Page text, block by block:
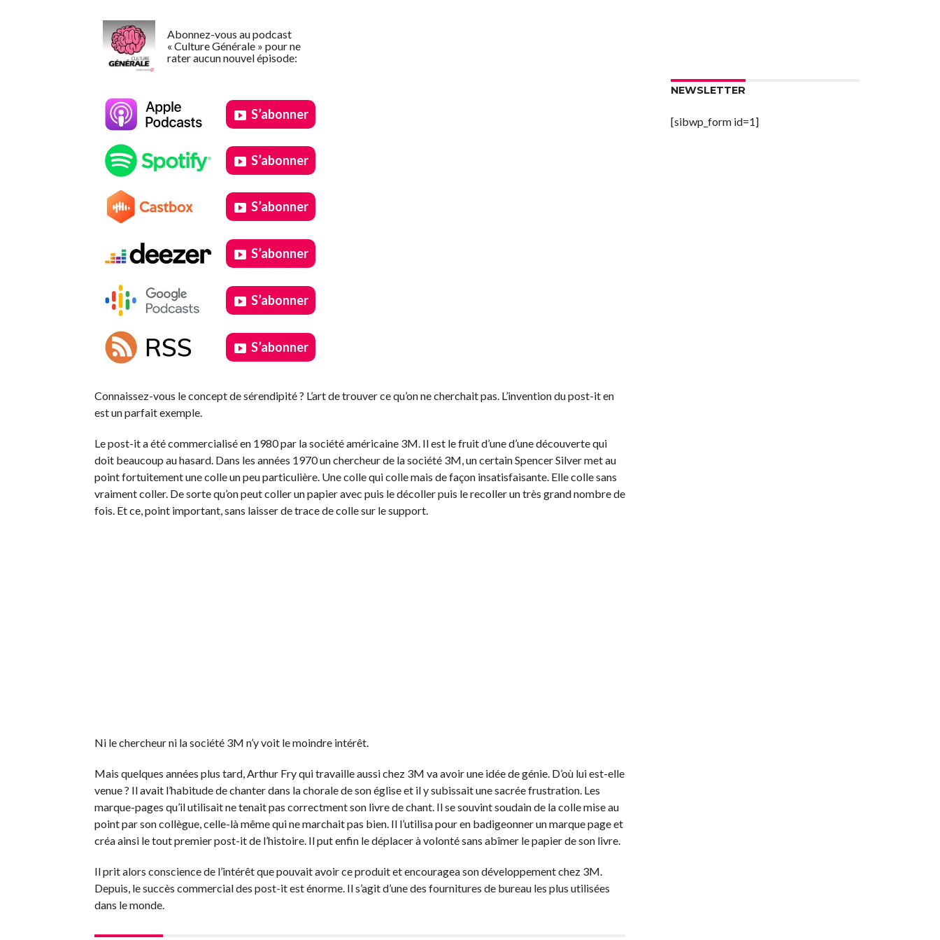
Abonnez-vous au podcast
« Culture Générale » pour ne
rater aucun nouvel épisode:
S’abonner
S’abonner
S’abonner
S’abonner
S’abonner
S’abonner
Connaissez-vous le concept de sérendipité ? L’art de trouver ce qu’on ne cherchait pas. L’invention du post-it en
est un parfait exemple.
Le post-it a été commercialisé en 1980 par la société américaine 3M. Il est le fruit d’une d’une découverte qui
doit beaucoup au hasard. Dans les années 1970 un chercheur de la société 3M, un certain Spencer Silver met au
point fortuitement une colle un peu particulière. Une colle qui colle mais de façon insatisfaisante. Elle colle sans
vraiment coller. De sorte qu’on peut coller un papier avec puis le décoller puis le recoller un très grand nombre de
fois. Et ce, point important, sans laisser de trace de colle sur le support.
Ni le chercheur ni la société 3M n’y voit le moindre intérêt.
Mais quelques années plus tard, Arthur Fry qui travaille aussi chez 3M va avoir une idée de génie. D’où lui est-elle
venue ? Il avait l’habitude de chanter dans la chorale de son église et il y subissait une sacrée frustration. Les
marque-pages qu’il utilisait ne tenait pas correctment son livre de chant. Il se souvint soudain de la colle mise au
point par son collègue, celle-là même qui ne marchait pas bien. Il l’utilisa pour en badigeonner un marque page et
créa ainsi le tout premier post-it de l’histoire. Il put enfin le déplacer à volonté sans abîmer le papier de son livre.
Il prit alors conscience de l’intérêt que pouvait avoir ce produit et encouragea son développement chez 3M.
Depuis, le succès commercial des post-it est énorme. Il s’agit d’une des fournitures de bureau les plus utilisées
dans le monde.
NEWSLETTER
[sibwp_form id=1]